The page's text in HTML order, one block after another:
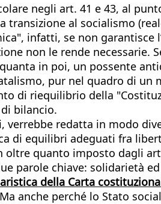
negli art. 41 e 43, al
al socialismo
infatti, se non garantisce
non le rende
in poi, un possente
pur nel quadro di
di riequilibrio della
bilancio.
verrebbe redatta in modo
di equilibri adeguati fra
quanto imposto dagli
parole chiave: solidarietà
della Carta
anche perché lo Stato